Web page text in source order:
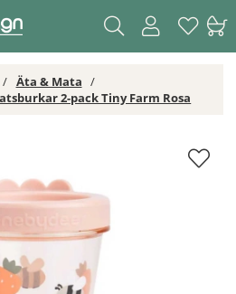
Äta & Mata
2-pack Tiny Farm Rosa